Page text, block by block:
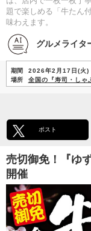
題で楽しめる「牛たん
味わえます。
グルメライタ
期間
2026年2月17日(火)
場所
全国の『寿司・しゃ
ポスト
売切御免！『ゆ
開催